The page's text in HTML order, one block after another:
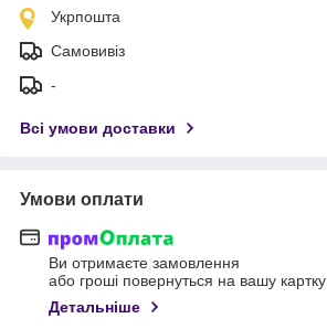
Укрпошта
Самовивіз
-
Всі умови доставки
Умови оплати
Ви отримаєте замовлення
або гроші повернуться на вашу картку
Детальніше